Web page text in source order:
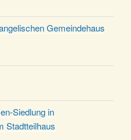
Honterus Chors in der
Krippenspiel im Ev.
Uhr
der FeG um 16 Uhr
in der Kirche um 15:00
in der Kirche um 18:00
Gemeindehaus
Siedlung in
Stadtteilhaus